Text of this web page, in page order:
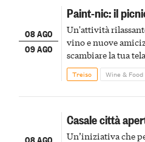
08 AGO
09 AGO
Paint-nic: il
Un'attività
vino e nuove
scambiare la tua
Treiso Wine & Food
08 AGO
Casale città
Un’iniziativa che